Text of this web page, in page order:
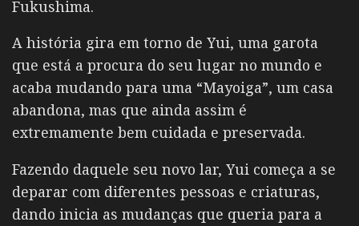
Fukushima.
A história gira em torno de Yui, uma garota
que está a procura do seu lugar no mundo e
acaba mudando para uma “Mayoiga”, um casa
abandona, mas que ainda assim é
extremamente bem cuidada e preservada.
Fazendo daquele seu novo lar, Yui começa a se
deparar com diferentes pessoas e criaturas,
dando inicia as mudanças que queria para a